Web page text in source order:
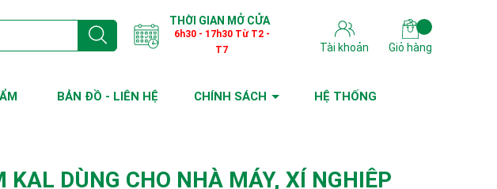
THỜI GIAN MỞ CỬA
6h30 - 17h30 Từ T2 -
T7
Tài khoản Giỏ hàng
BẢN ĐỒ - LIÊN HỆ CHÍNH SÁCH HỆ THỐNG
KAL DÙNG CHO NHÀ MÁY, XÍ NGHIỆP